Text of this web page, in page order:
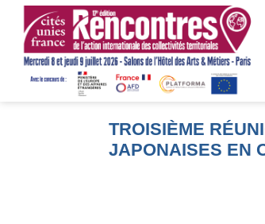
TROISIÈME
JAPONAISES EN